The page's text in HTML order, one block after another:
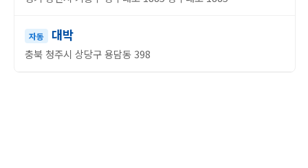
자동 대박
충북 청주시 상당구 용담동 398